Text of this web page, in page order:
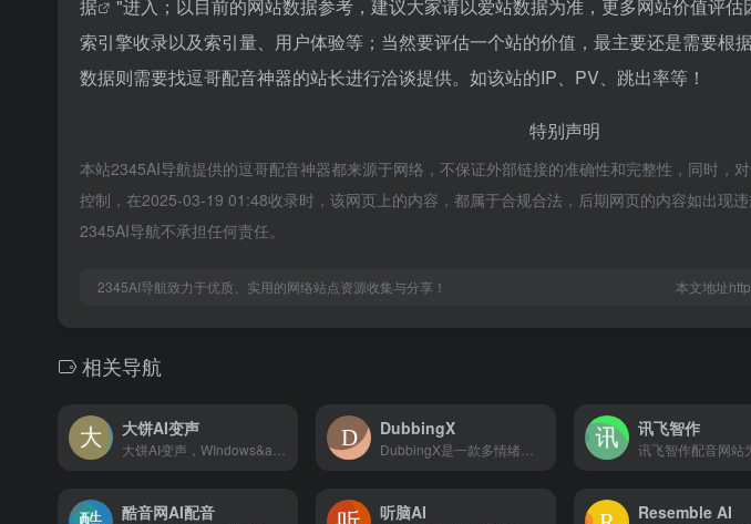
据
"进入；以目前的网站数据参考，建议大家请以爱站数据为准，更多网站价值评
索引擎收录以及索引量、用户体验等；当然要评估一个站的价值，最主要还是需要根
数据则需要找逗哥配音神器的站长进行洽谈提供。如该站的IP、PV、跳出率等！
特别声明
本站2345AI导航提供的逗哥配音神器都来源于网络，不保证外部链接的准确性和完整性，同时，
控制，在2025-03-19 01:48收录时，该网页上的内容，都属于合规合法，后期网页的内容如出现
2345AI导航不承担任何责任。
2345AI导航致力于优质、实用的网络站点资源收集与分享！ 本文地址
相关导航
大饼AI变声 DubbingX
DubbingX是一款多情绪、多语态、全可控的AI配音工具，能够为用户提供超自然、超拟真、超情绪表现力的语音合成服务。
讯飞智作
酷音网AI配音 听脑AI Resemble AI